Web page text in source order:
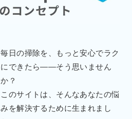
毎日の掃除を、もっと安心でラク
にできたら――そう思いません
か？
このサイトは、そんなあなたの悩
みを解決するために生まれまし